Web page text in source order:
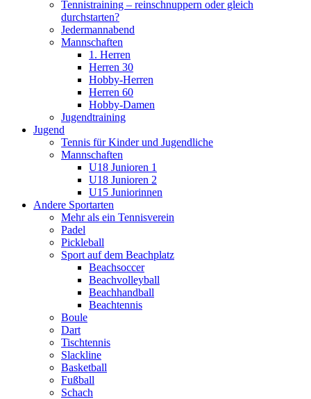
Tennistraining – reinschnuppern oder gleich
durchstarten?
Jedermannabend
Mannschaften
1. Herren
Herren 30
Hobby-Herren
Herren 60
Hobby-Damen
Jugendtraining
Jugend
Tennis für Kinder und Jugendliche
Mannschaften
U18 Junioren 1
U18 Junioren 2
U15 Juniorinnen
Andere Sportarten
Mehr als ein Tennisverein
Padel
Pickleball
Sport auf dem Beachplatz
Beachsoccer
Beachvolleyball
Beachhandball
Beachtennis
Boule
Dart
Tischtennis
Slackline
Basketball
Fußball
Schach